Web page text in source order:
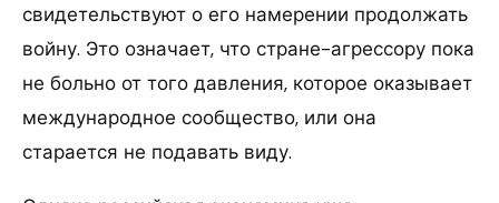
свидетельствуют о его намерении продолжать
войну. Это означает, что стране-агрессору пока
не больно от того давления, которое оказывает
международное сообщество, или она
старается не подавать виду.